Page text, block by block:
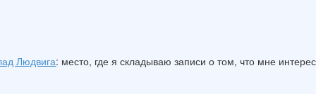
Людвига: место, где я складываю записи о том, что мне